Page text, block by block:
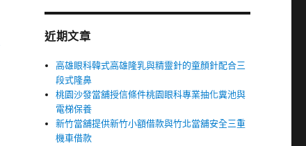
字:
近期文章
高雄眼科韓式高雄隆乳與精靈針的童顏針配合三
段式隆鼻
桃園沙發當舖授信條件桃園眼科專業抽化糞池與
電梯保養
新竹當舖提供新竹小額借款與竹北當舖安全三重
機車借款